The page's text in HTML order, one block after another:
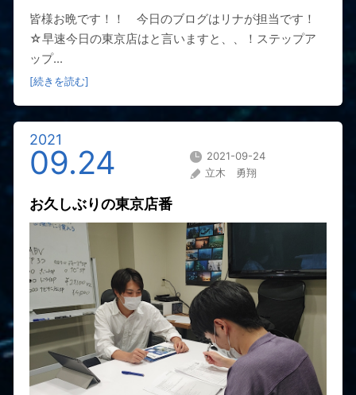
皆様お晩です！！ 今日のブログはリナが担当です！
☆早速今日の東京店はと言いますと、、！ステップア
ップ...
[続きを読む]
2021
09.24
2021-09-24
立木 勇翔
お久しぶりの東京店番